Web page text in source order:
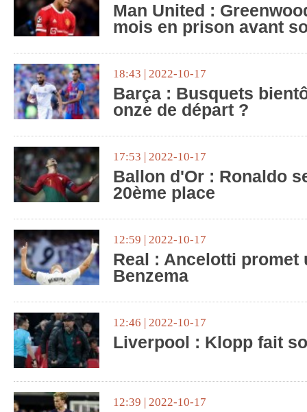
Man United :
mois en prison avant
18:43 | 2022-10-17
Barça : Busquets
onze de départ ?
17:53 | 2022-10-17
Ballon d'Or : Ronaldo
20ème place
12:59 | 2022-10-17
Real : Ancelotti promet
Benzema
12:46 | 2022-10-17
Liverpool : Klopp fait
12:39 | 2022-10-17